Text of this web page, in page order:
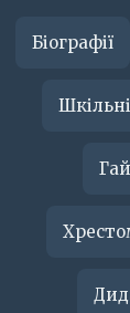
Біографії